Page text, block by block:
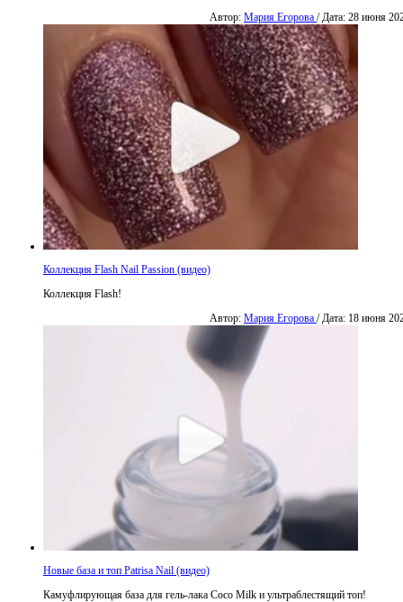
Автор: Мария Егорова / Дата: 28 июня
Коллекция Flash Nail Passion (видео)
Коллекция Flash!
Автор: Мария Егорова / Дата: 18 июня
Новые база и топ Patrisa Nail (видео)
Камуфлирующая база для гель-лака Coco Milk и ультраблестящий топ!